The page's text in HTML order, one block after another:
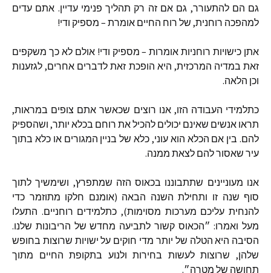
גם הם להתעורר, גם אם זה רק תהליך פנימי עדיין. אתם עדים
למהפכה רוחנית, של רוח החיים אומרת – מספיק ודי!
אתן כישויות רוחניות אומרות– מספיק ודי!אולם לא כך משקפים
זאת במדיה המרכזית, היא הופכת זאת לדברים אחרים, לגזענות
וכן הלאה.
כתלמידי העבודה הזו,אנו רוצים שכאשר אתם צופים במראות,
תראו אנשים שאינם יכולים להכילאת רוחם בכלא יותר, ושהספיק
להם. בין אם הכלא הוא עוני, כלא של בניין המגורים או כלא בתוך
עיר שאסורלהם לצאת ממנה.
אנו מעוניינים שתתבוננו בכאוס הזה שמתפרץ, ושימשיך לתוך
סוף שנה זו ותחילת השנה הבאה (אומנם חלקו מתוזמר כדי
להנחית עליכם מערכות מסוימות), כתלמידים רוחניים. התעלו
מעל ואמרו: ״הכאוס קשור לתביעה מחדש של הריבונות שלנו.
הסיבה היא הטלה של יותר מדי חוקים על ישויות שרוצות בחופש
שלהן, שרוצות לעשות בחירות ולנוע בתקופת החיים מתוך
תחושה של מטרה״.